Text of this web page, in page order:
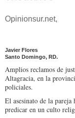
Opinionsur.net,
Javier Flores
Santo Domingo, RD.
Amplios reclamos de
Altagracia, en la
policiales.
El asesinato de la pareja
predicar en un culto